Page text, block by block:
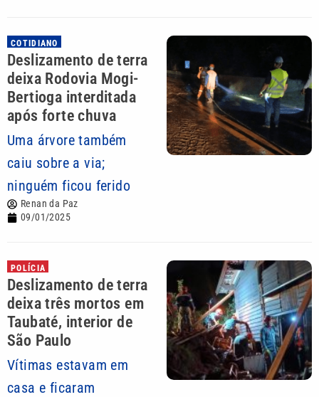
COTIDIANO
Deslizamento de terra
deixa Rodovia Mogi-
Bertioga interditada
após forte chuva
Uma árvore também
caiu sobre a via;
ninguém ficou ferido
Renan da Paz
09/01/2025
POLÍCIA
Deslizamento de terra
deixa três mortos em
Taubaté, interior de
São Paulo
Vítimas estavam em
casa e ficaram